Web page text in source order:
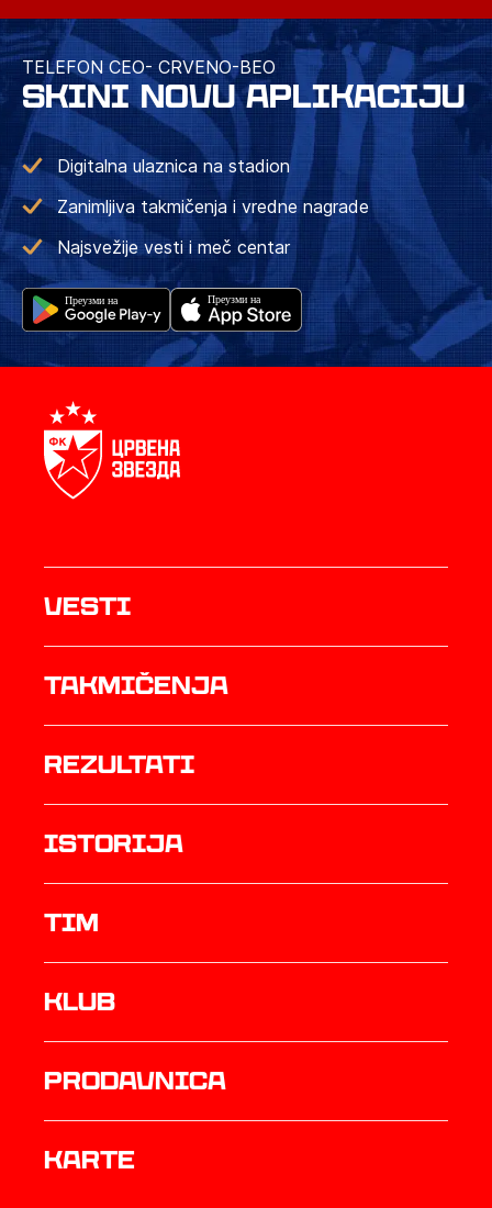
TELEFON CEO- CRVENO-BEO
SKINI NOVU APLIKACIJU
Digitalna ulaznica na stadion
Zanimljiva takmičenja i vredne nagrade
Najsvežije vesti i meč centar
Vesti
Takmičenja
rezultati
istorija
TIM
Klub
prodavnica
Karte